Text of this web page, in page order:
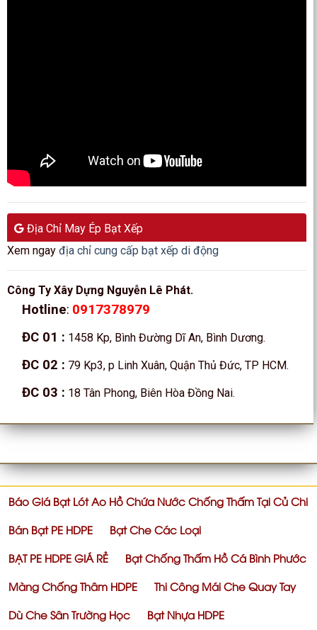
Địa Chỉ May Ép Bạt Xếp
Xem ngay địa chỉ cung cấp bạt xếp di động
Công Ty Xây Dựng Nguyễn Lê Phát.
Hotline: 0917378979
ĐC 01 : 1458 Kp, Bình Đường Dĩ An, Bình Dương.
ĐC 02 : 79 Kp3, p Linh Xuân, Quận Thủ Đức, TP HCM.
ĐC 03 : 18 Tân Phong, Biên Hòa Đồng Nai.
Báo Giá Bạt Lót Ao Hồ Chứa Nước Chống Thấm Tại Củ Chi
Bán Bạt PE HDPE
Bạt Che Các Loại
BẠT PE HDPE GIÁ RẺ
Bạt Chống Thấm Hồ Cá Bình Phước
Màng Chống Thâm HDPE
Thi Công Mái Che Quay Tay
Dù Che Sân Trường Học
Bạt Nhựa HDPE